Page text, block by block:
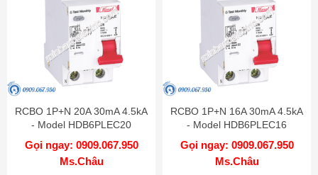
RCBO 1P+N 20A 30mA 4.5kA
- Model HDB6PLEC20
Gọi ngay: 0909.067.950
Ms.Châu
RCBO 1P+N 16A 30mA 4.5kA
- Model HDB6PLEC16
Gọi ngay: 0909.067.950
Ms.Châu